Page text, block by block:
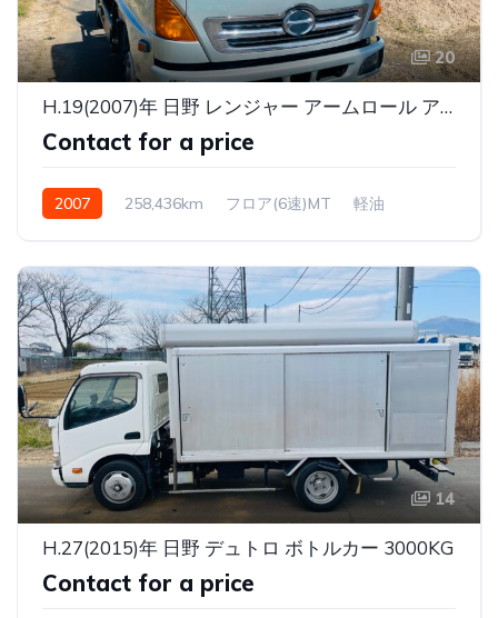
20
H.19(2007)年 日野 レンジャー アームロール アームロールツインホイストベッド付き
Contact for a price
2007 258,436km フロア(6速)MT 軽油
14
H.27(2015)年 日野 デュトロ ボトルカー 3000KG
Contact for a price